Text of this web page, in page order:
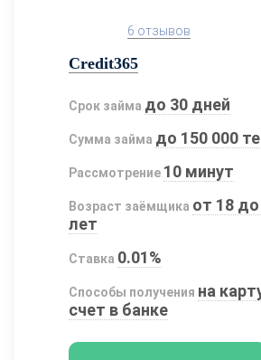
6 отзывов
Credit365
Срок займа до 30 дней
Сумма займа до 150 000
Рассмотрение 10 минут
Возраст заёмщика от 18
лет
Ставка 0.01%
Способы получения на
счет в банке